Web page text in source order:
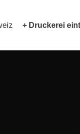
+ Druckerei